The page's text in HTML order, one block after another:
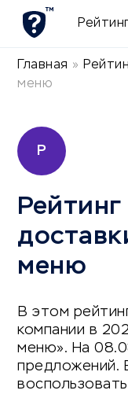
Главная »
меню
Р
Рейтинг
меню
В этом
компании в
меню». На
предложений.